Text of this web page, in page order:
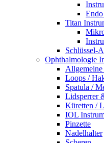
Titan
Schlüssel-
Ophthalmologie
Allgemeine
Loops /
Spatula /
Lidsperrer
Küretten /
IOL
Pinzette
Nadelhalter